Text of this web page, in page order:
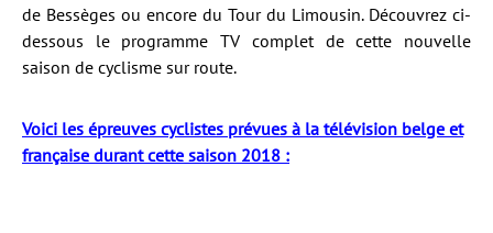
de Bessèges ou encore du Tour du Limousin. Découvrez ci-
dessous le programme TV complet de cette nouvelle
saison de cyclisme sur route.
Voici les épreuves cyclistes prévues à la télévision belge et
française durant cette saison 2018 :